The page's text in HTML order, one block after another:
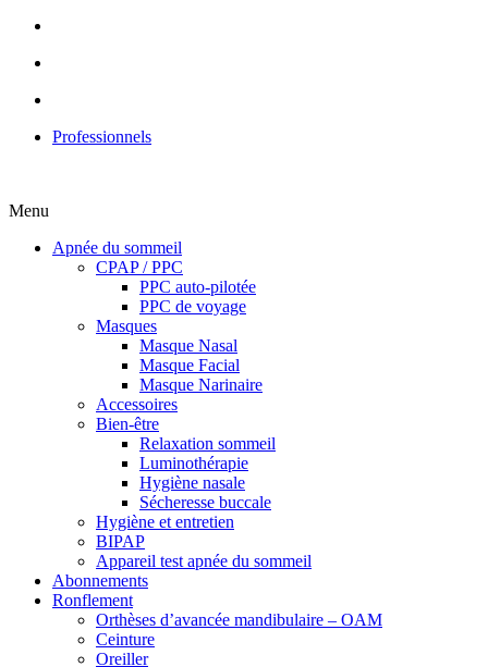
Professionnels
Menu
Apnée du sommeil
CPAP / PPC
PPC auto-pilotée
PPC de voyage
Masques
Masque Nasal
Masque Facial
Masque Narinaire
Accessoires
Bien-être
Relaxation sommeil
Luminothérapie
Hygiène nasale
Sécheresse buccale
Hygiène et entretien
BIPAP
Appareil test apnée du sommeil
Abonnements
Ronflement
Orthèses d’avancée mandibulaire – OAM
Ceinture
Oreiller